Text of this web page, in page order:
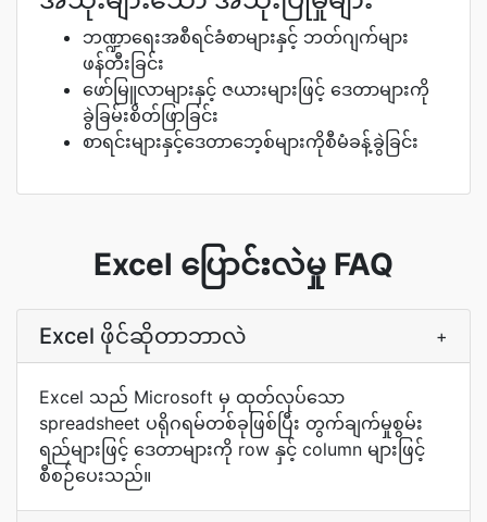
ဘဏ္ဍာရေးအစီရင်ခံစာများနှင့် ဘတ်ဂျက်များ
ဖန်တီးခြင်း
ဖော်မြူလာများနှင့် ဇယားများဖြင့် ဒေတာများကို
ခွဲခြမ်းစိတ်ဖြာခြင်း
စာရင်းများနှင့်ဒေတာဘေ့စ်များကိုစီမံခန့်ခွဲခြင်း
Excel ပြောင်းလဲမှု FAQ
Excel ဖိုင်ဆိုတာဘာလဲ +
Excel သည် Microsoft မှ ထုတ်လုပ်သော
spreadsheet ပရိုဂရမ်တစ်ခုဖြစ်ပြီး တွက်ချက်မှုစွမ်း
ရည်များဖြင့် ဒေတာများကို row နှင့် column များဖြင့်
စီစဉ်ပေးသည်။